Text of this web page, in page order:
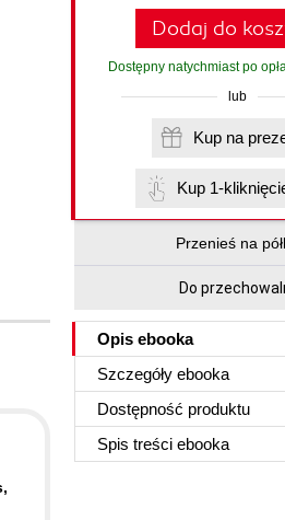
Dodaj do
Dostępny natychmiast po
lub
Kup na
Kup 1-
Przenieś na
Do
Opis ebooka
Szczegóły ebooka
Dostępność produktu
Spis treści ebooka